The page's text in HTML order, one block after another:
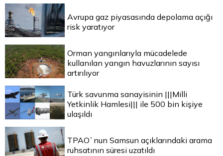
Avrupa gaz piyasasında depolama açığı
risk yaratıyor
Orman yangınlarıyla mücadelede
kullanılan yangın havuzlarının sayısı
artırılıyor
Türk savunma sanayisinin |||Milli
Yetkinlik Hamlesi||| ile 500 bin kişiye
ulaşıldı
TPAO`nun Samsun açıklarındaki arama
ruhsatının süresi uzatıldı